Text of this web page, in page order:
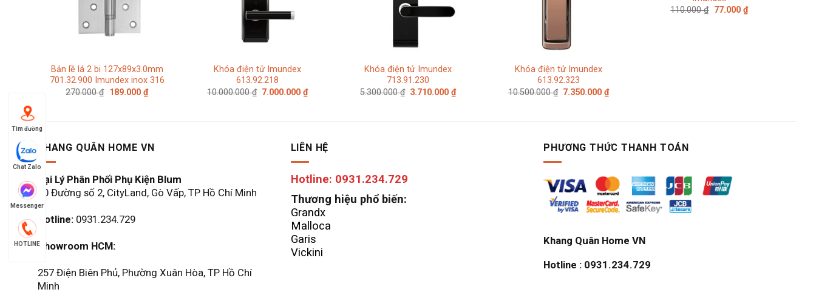
Bản lề lá 2 bi 127x89x3.0mm
701.32.900 Imundex inox 316
270.000₫ Giá
189.000 ₫Giá
hiện
Khóa điện tử Imundex
613.92.218
10.000.000₫ Giá
7.000.000₫Giá
hiện
Khóa điện tử Imundex
713.91.230
5.300.000₫ Giá
3.710.000₫Giá
hiện
Khóa điện tử Imundex
613.92.323
10.500.000₫ Giá
7.350.000₫Giá
hiện
110.000₫ Giá
77.000 ₫Giá
hiện
KHANG QUÂN HOME VN
Đại Lý Phân Phối Phụ Kiện Blum
60 Đường số 2, CityLand, Gò Vấp, TP Hồ Chí Minh
Hotline: 0931.234.729
Showroom HCM:
257 Điện Biên Phủ, Phường Xuân Hòa, TP Hồ Chí
Minh
LIÊN HỆ
Hotline: 0931.234.729
Thương hiệu phổ biến:
Grandx
Malloca
Garis
Vickini
PHƯƠNG THỨC THANH TOÁN
Khang Quân Home VN
Hotline : 0931.234.729
Tìm đường
Chat Zalo
Messenger
HOTLINE